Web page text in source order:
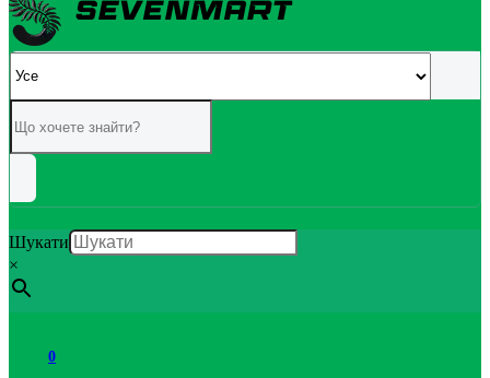
Шукати
×
0